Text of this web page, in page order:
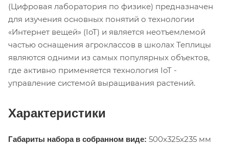
(Цифровая лаборатория по физике) предназначен
для изучения основных понятий о технологии
«Интернет вещей» (IoT) и является неотъемлемой
частью оснащения агроклассов в школах Теплицы
являются одними из самых популярных объектов,
где активно применяется технология IoT -
управление системой выращивания растений.
Характеристики
Габариты набора в собранном виде: 500x325x235 мм